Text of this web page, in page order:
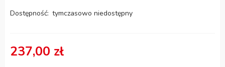
Dostępność: tymczasowo niedostępny
237,00 zł